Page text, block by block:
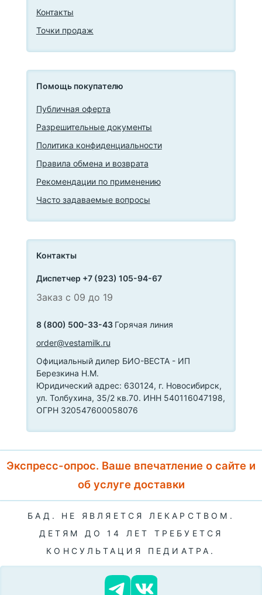
Контакты
Точки продаж
Помощь покупателю
Публичная оферта
Разрешительные документы
Политика конфиденциальности
Правила обмена и возврата
Рекомендации по применению
Часто задаваемые вопросы
Контакты
Диспетчер +7 (923) 105-94-67
Заказ с 09 до 19
8 (800) 500-33-43 Горячая линия
order@vestamilk.ru
Официальный дилер БИО-ВЕСТА - ИП
Березкина Н.М.
Юридический адрес: 630124, г. Новосибирск,
ул. Толбухина, 35/2 кв.70. ИНН 540116047198,
ОГРН 320547600058076
Экспресс-опрос. Ваше впечатление о сайте и
об услуге доставки
БАД. НЕ ЯВЛЯЕТСЯ ЛЕКАРСТВОМ.
ДЕТЯМ ДО 14 ЛЕТ ТРЕБУЕТСЯ
КОНСУЛЬТАЦИЯ ПЕДИАТРА.